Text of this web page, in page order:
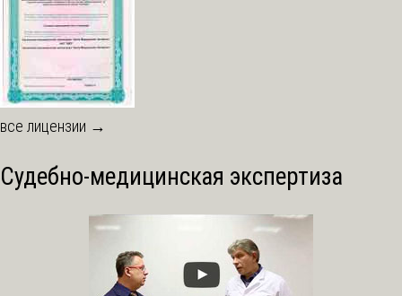
все лицензии →
Судебно-медицинская экспертиза